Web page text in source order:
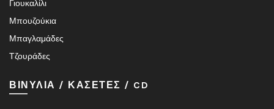
Γιουκαλίλι
Μπουζούκια
Μπαγλαμάδες
Τζουράδες
ΒΙΝΥΛΙΑ / ΚΑΣΕΤΕΣ / CD